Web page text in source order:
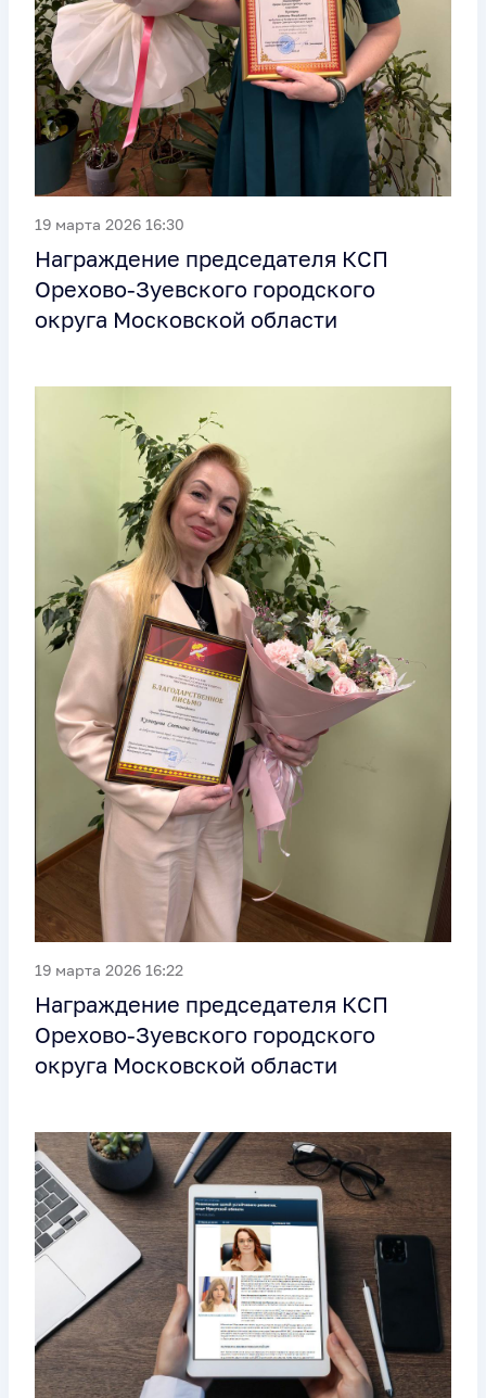
19 марта 2026 16:30
Награждение председателя КСП
Орехово-Зуевского городского
округа Московской области
19 марта 2026 16:22
Награждение председателя КСП
Орехово-Зуевского городского
округа Московской области